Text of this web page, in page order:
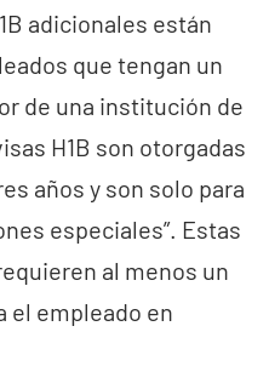
adicionales están
que tengan un
de una institución de
H1B son otorgadas
años y son solo para
especiales”. Estas
al menos un
el empleado en